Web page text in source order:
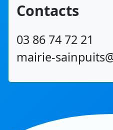
Contacts
03 86 74 72 21
mairie-